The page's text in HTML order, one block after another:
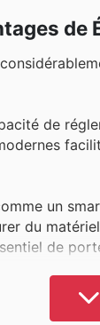
de
de
un
du
de
des prix